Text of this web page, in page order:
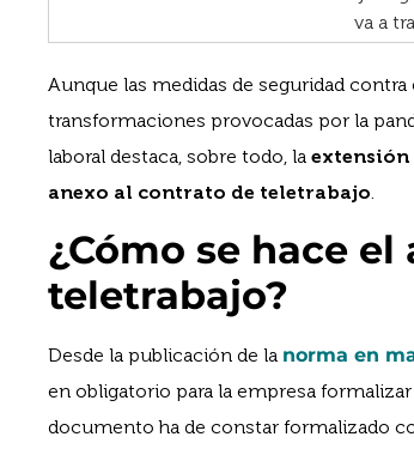
Aunque las medidas de seguridad
transformaciones provocadas por la
laboral destaca, sobre todo, la
anexo al contrato de teletrabajo.
¿Cómo se hace
teletrabajo?
Desde la publicación de la norma en
en obligatorio para la empresa
documento ha de constar formalizado